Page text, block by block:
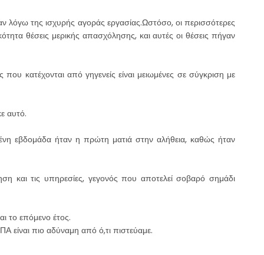
λόγω της ισχυρής αγοράς εργασίας.Ωστόσο, οι περισσότερες
θέσεις μερικής απασχόλησης, και αυτές οι θέσεις πήγαν
κατέχονται από γηγενείς είναι μειωμένες σε σύγκριση με
αυτό.
εβδομάδα ήταν η πρώτη ματιά στην αλήθεια, καθώς ήταν
και τις υπηρεσίες, γεγονός που αποτελεί σοβαρό σημάδι
το επόμενο έτος.
είναι πιο αδύναμη από ό,τι πιστεύαμε.